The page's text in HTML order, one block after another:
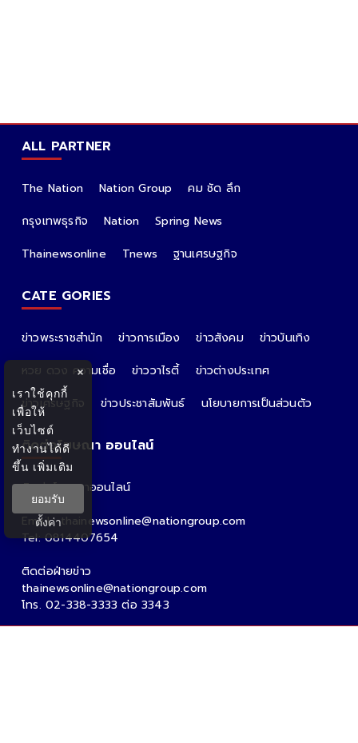
ALL PARTNER
The Nation Nation Group
คม ชัด ลึก
กรุงเทพธุรกิจ
Nation
Spring News
Thainewsonline
Tnews ฐานเศรษฐกิจ
CATE GORIES
ข่าวพระราชสำนัก ข่าวการเมือง ข่าวสังคม
ข่าวบันเทิง
หวย ดวง ความเชื่อ
ข่าววาไรตี้
ข่าวต่างประเทศ
ข่าวเศรษฐกิจ
ข่าวประชาสัมพันธ์ นโยบายการเป็นส่วนตัว
ติดต่อโฆษณา ออนไลน์
ติดต่อโฆษณาออนไลน์
คุณอ้อ
Email : thainewsonline@nationgroup.com
Tel: 0814407654
ติดต่อฝ่ายข่าว
thainewsonline@nationgroup.com
โทร. 02-338-3333 ต่อ 3343
×
เราใช้คุกกี้
เพื่อให้
เว็บไซต์
ทำงานได้ดี
ขึ้น เพิ่มเติม
ยอมรับ
ตั้งค่า